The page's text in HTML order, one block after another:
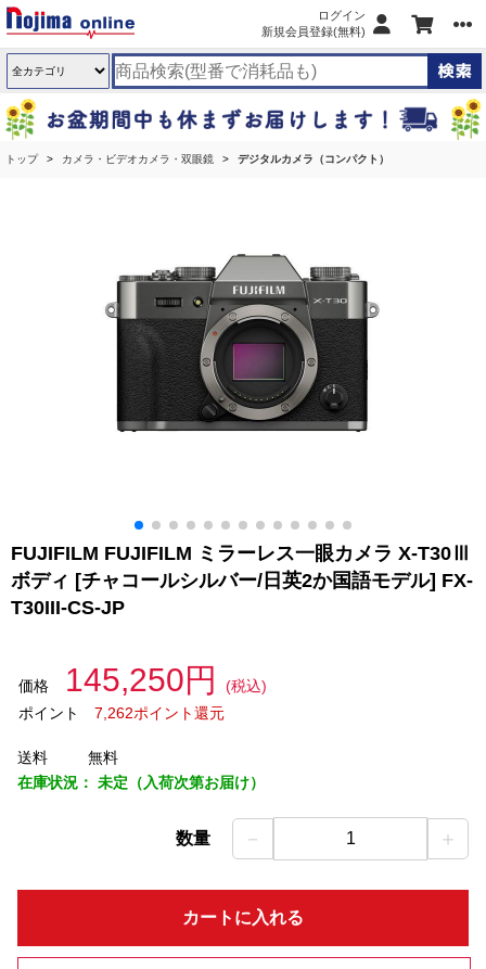
ログイン
新規会員登録(無料)
トップ カメラ・ビデオカメラ・双眼鏡 デジタルカメラ（コンパクト）
FUJIFILM FUJIFILM ミラーレス一眼カメラ X-T30Ⅲ
ボディ [チャコールシルバー/日英2か国語モデル] FX-
T30III-CS-JP
価格 145,250円
(税込)
ポイント
7,262ポイント還元
送料
無料
在庫状況： 未定（入荷次第お届け）
数量 － 1 ＋
カートに入れる